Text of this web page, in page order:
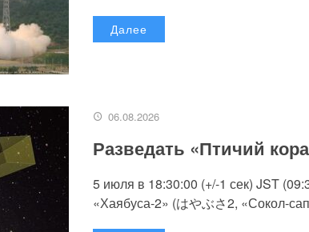
Далее
06.08.2026
Разведать «Птичий
5 июля в 18:30:00 (+/-1 сек) JST
«Хаябуса-2» (はやぶさ2, «Сокол-